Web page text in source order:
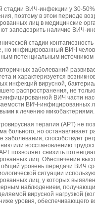
стадии ВИЧ-инфекции у 30-
поэтому в этом периоде
лиц в медицинские
заподозрить наличие ВИЧ-
стадии
но инфицированный ВИЧ
потенциальным
заболеваний
и характеризуется
инфекций вирусной,
распространения, не
ВИЧ части
ВИЧ-инфицированных
к лечению микобактериями.
терапия (АРТ) не
больного, но останавливает
заболевания, способствует
или восстановлению
позволяет снизить
лиц. Обеспечение
общий уровень передачи ВИЧ
ситуации
лиц, у которых
наблюдением,
вирусной нагрузкой
уровня, обеспечивающего